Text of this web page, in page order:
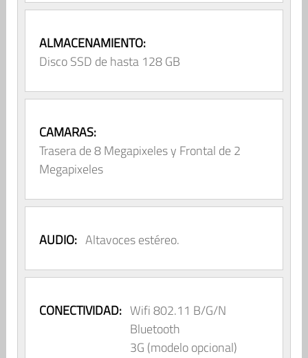
ALMACENAMIENTO:
Disco SSD de hasta 128 GB
CAMARAS:
Trasera de 8 Megapixeles y Frontal de 2
Megapixeles
AUDIO: Altavoces estéreo.
CONECTIVIDAD: Wifi 802.11 B/G/N
Bluetooth
3G (modelo opcional)